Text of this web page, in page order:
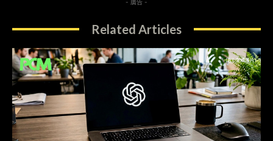
- 廣告 -
Related Articles